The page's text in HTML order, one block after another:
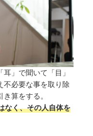
耳」で聞いて「目」
不必要な事を取り除
算をする。
なく、その人自体を